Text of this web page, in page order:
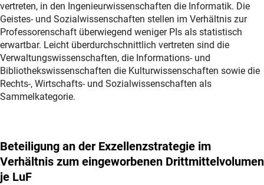
vertreten, in den Ingenieurwissenschaften die Informatik. Die
Geistes- und Sozialwissenschaften stellen im Verhältnis zur
Professorenschaft überwiegend weniger PIs als statistisch
erwartbar. Leicht überdurchschnittlich vertreten sind die
Verwaltungswissenschaften, die Informations- und
Bibliothekswissenschaften die Kulturwissenschaften sowie die
Rechts-, Wirtschafts- und Sozialwissenschaften als
Sammelkategorie.
Beteiligung an der Exzellenzstrategie im
Verhältnis zum eingeworbenen Drittmittelvolumen
je LuF